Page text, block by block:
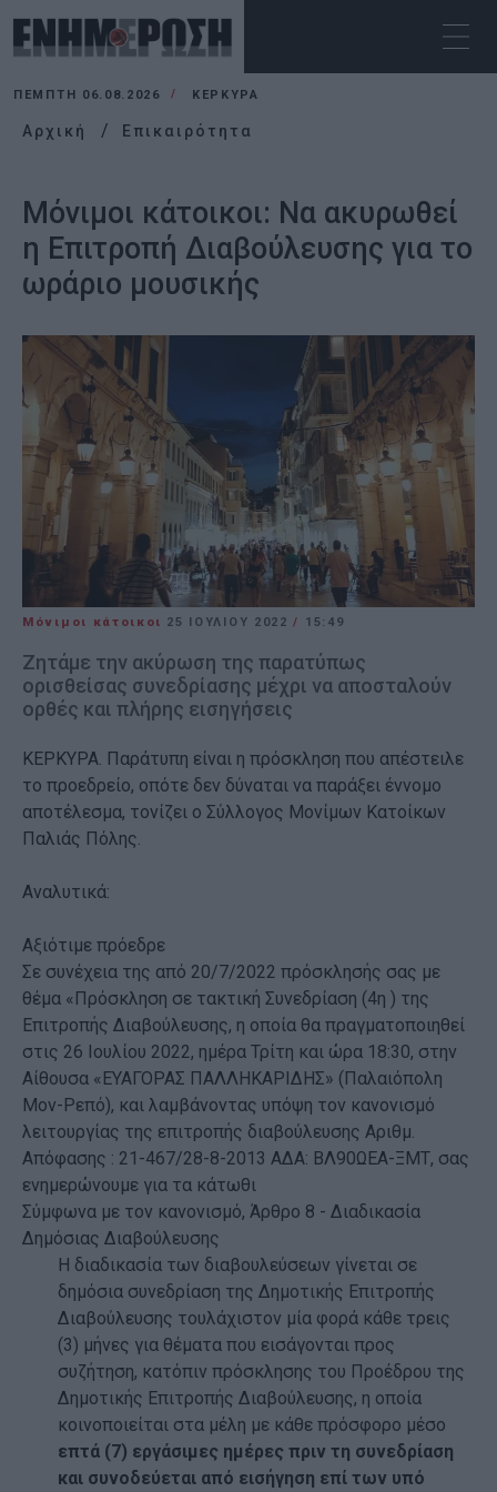
ΠΈΜΠΤΗ 06.08.2026 ΚΕΡΚΥΡΑ
Αρχική Επικαιρότητα
Μόνιμοι κάτοικοι: Να ακυρωθεί
η Επιτροπή Διαβούλευσης για το
ωράριο μουσικής
Μόνιμοι κάτοικοι 25 ΙΟΥΛΊΟΥ 2022/ 15:49
Ζητάμε την ακύρωση της παρατύπως
ορισθείσας συνεδρίασης μέχρι να αποσταλούν
ορθές και πλήρης εισηγήσεις
ΚΕΡΚΥΡΑ. Παράτυπη είναι η πρόσκληση που απέστειλε
το προεδρείο, οπότε δεν δύναται να παράξει έννομο
αποτέλεσμα, τονίζει ο Σύλλογος Μονίμων Κατοίκων
Παλιάς Πόλης.
Αναλυτικά:
Αξιότιμε πρόεδρε
Σε συνέχεια της από 20/7/2022 πρόσκλησής σας με
θέμα «Πρόσκληση σε τακτική Συνεδρίαση (4η ) της
Επιτροπής Διαβούλευσης, η οποία θα πραγματοποιηθεί
στις 26 Ιουλίου 2022, ημέρα Τρίτη και ώρα 18:30, στην
Αίθουσα «ΕΥΑΓΟΡΑΣ ΠΑΛΛΗΚΑΡΙΔΗΣ» (Παλαιόπολη
Μον-Ρεπό), και λαμβάνοντας υπόψη τον κανονισμό
λειτουργίας της επιτροπής διαβούλευσης Αριθμ.
Απόφασης : 21-467/28-8-2013 ΑΔΑ: ΒΛ90ΩΕΑ-ΞΜΤ, σας
ενημερώνουμε για τα κάτωθι
Σύμφωνα με τον κανονισμό, Άρθρο 8 - Διαδικασία
Δημόσιας Διαβούλευσης
Η διαδικασία των διαβουλεύσεων γίνεται σε
δημόσια συνεδρίαση της Δημοτικής Επιτροπής
Διαβούλευσης τουλάχιστον μία φορά κάθε τρεις
(3) μήνες για θέματα που εισάγονται προς
συζήτηση, κατόπιν πρόσκλησης του Προέδρου της
Δημοτικής Επιτροπής Διαβούλευσης, η οποία
κοινοποιείται στα μέλη με κάθε πρόσφορο μέσο
επτά (7) εργάσιμες ημέρες πριν τη συνεδρίαση
και συνοδεύεται από εισήγηση επί των υπό